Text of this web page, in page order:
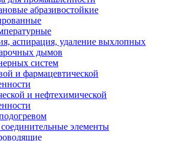
абразивостойкие
аспирация, удаление выхлопных
дымов
систем
и фармацевтической
и нефтехимической
элементы